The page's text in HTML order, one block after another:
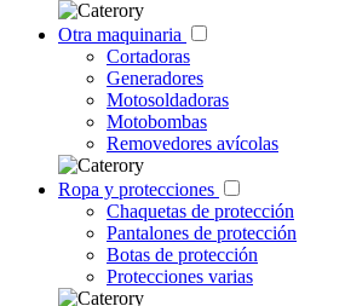
Otra maquinaria
Cortadoras
Generadores
Motosoldadoras
Motobombas
Removedores avícolas
Ropa y protecciones
Chaquetas de protección
Pantalones de protección
Botas de protección
Protecciones varias